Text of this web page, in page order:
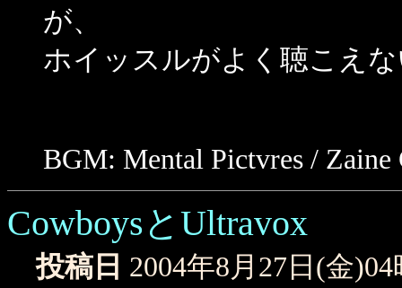
が、
ホイッスルがよく聴こえ
BGM: Mental Pictvres /
CowboysとUltravox
投稿日 2004年8月27日(金